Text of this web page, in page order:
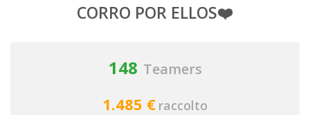
CORRO POR ELLOS❤️
148 Teamers
1.485 € raccolto